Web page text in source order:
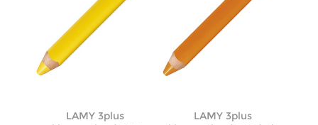
LAMY 3plus
LAMY 3plus